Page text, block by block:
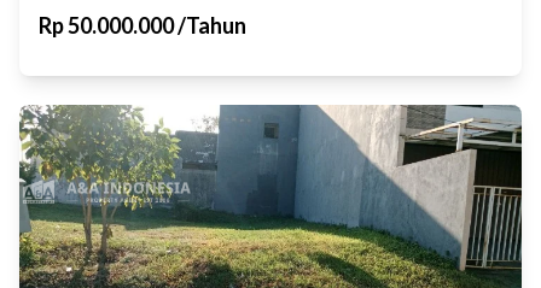
Rp50.000.000/Tahun